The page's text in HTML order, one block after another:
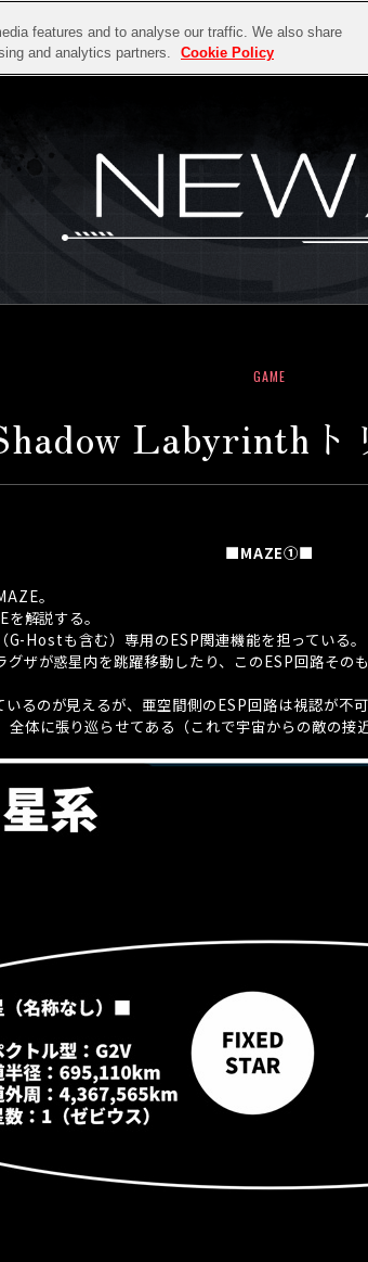
TOPNEWSMEDIAABOUTSYSTEM
GAME
Labyrinth
■MAZE①■
。
を解説する。
G-Hostも含む）専用のESP関連機能を担っている。
ザが惑星内を跳躍移動したり、このESP回路その
るのが見えるが、亜空間側のESP回路は視認が不
体に張り巡らせてある（これで宇宙からの敵の接
features and to analyse our traffic. We also share
and analytics partners.
Cookie Policy